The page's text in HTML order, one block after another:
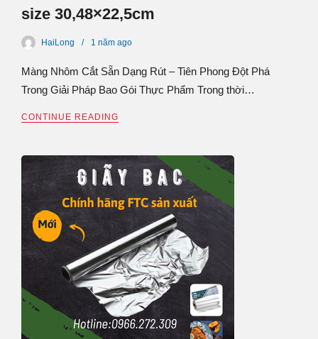
size 30,48×22,5cm
HaiLong 1 năm ago
Màng Nhôm Cắt Sẵn Dạng Rút – Tiên Phong Đột Phá
Trong Giải Pháp Bao Gói Thực Phẩm Trong thời…
CONTINUE READING